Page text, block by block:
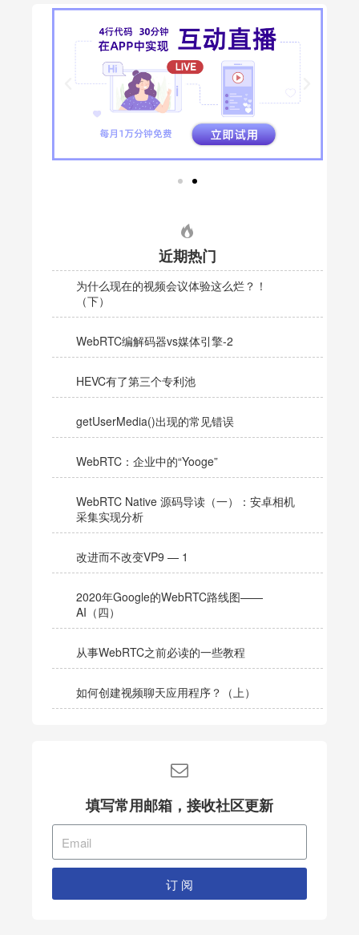
近期热门
为什么现在的视频会议体验这么烂？！
（下）
WebRTC编解码器vs媒体引擎-2
HEVC有了第三个专利池
getUserMedia()出现的常见错误
WebRTC：企业中的“Yooge”
WebRTC Native 源码导读（一）：安卓相机
采集实现分析
改进而不改变VP9 — 1
2020年Google的WebRTC路线图——
AI（四）
从事WebRTC之前必读的一些教程
如何创建视频聊天应用程序？（上）
填写常用邮箱，接收社区更新
订 阅